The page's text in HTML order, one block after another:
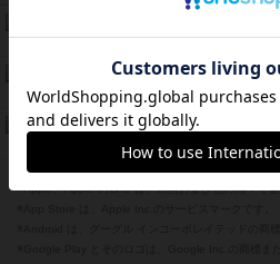
紹介文あり 1件の投稿
スーパーストア3000
紹介文なし 1件の投稿
フリップ７：復讐心とともに
※Apple、Apple のロゴ は、米国および他の国々で